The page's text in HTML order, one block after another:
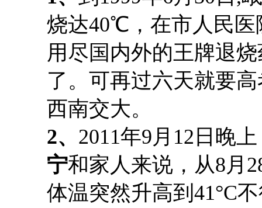
烧达40℃，在市人民医
用尽国内外的王牌退
了。可再过六天就要
西南交大。
2、 2011年9月12日晚
宁和家人来说，从8月
体温突然升高到41°C